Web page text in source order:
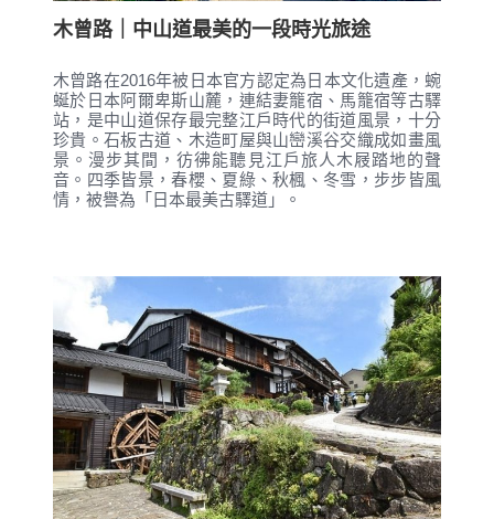
木曾路｜中山道最美的一段時光旅途
木曾路在2016年被日本官方認定為日本文化遺產，蜿
蜒於日本阿爾卑斯山麓，連結妻籠宿、馬籠宿等古驛
站，是中山道保存最完整江戶時代的街道風景，十分
珍貴。石板古道、木造町屋與山巒溪谷交織成如畫風
景。漫步其間，彷彿能聽見江戶旅人木屐踏地的聲
音。四季皆景，春櫻、夏綠、秋楓、冬雪，步步皆風
情，被譽為「日本最美古驛道」。